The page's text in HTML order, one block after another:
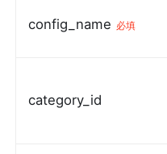
config_name 必填
category_id